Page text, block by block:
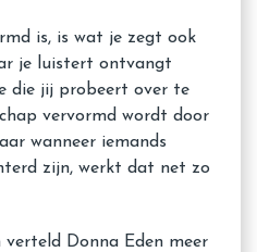
is, is wat je zegt ook
je luistert ontvangt
die jij probeert over te
vervormd wordt door
wanneer iemands
zijn, werkt dat net zo
verteld Donna Eden meer